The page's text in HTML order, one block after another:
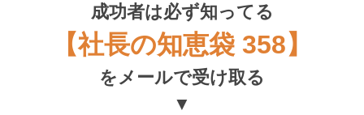
成功者は必ず知ってる
【社長の知恵袋 358】
をメールで受け取る
▼